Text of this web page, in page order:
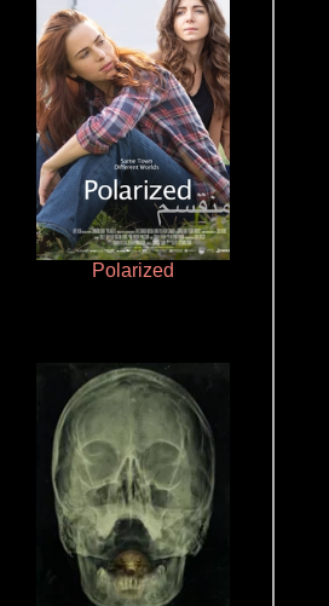
Polarized